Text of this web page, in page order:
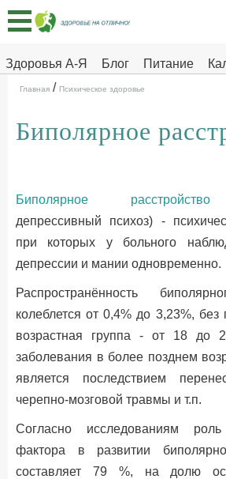
Здоровья А-Я Блог Питание
Здоровье на
Главная
Тесты
Про
ДЕТЯМ
Главная / Психическое здоровье
Биполярное
Биполярное расстройство
депрессивный психоз) -
при которых у больного
депрессии и мании одновременно.
Распространённость
колеблется от 0,4% до 3,23%, без
возрастная группа - от 18 до
заболевания в более позднем
является последствием
черепно-мозговой травмы и т.п.
Согласно исследованиям роль
фактора в развитии
составляет 79 %, на долю